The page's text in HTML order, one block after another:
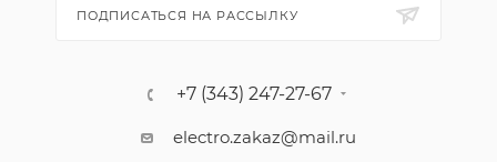
ПОДПИСАТЬСЯ НА РАССЫЛКУ
+7 (343) 247-27-67
electro.zakaz@mail.ru